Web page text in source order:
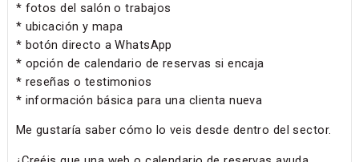
* fotos del salón o trabajos
* ubicación y mapa
* botón directo a WhatsApp
* opción de calendario de reservas si encaja
* reseñas o testimonios
* información básica para una clienta nueva
Me gustaría saber cómo lo veis desde dentro del sector.